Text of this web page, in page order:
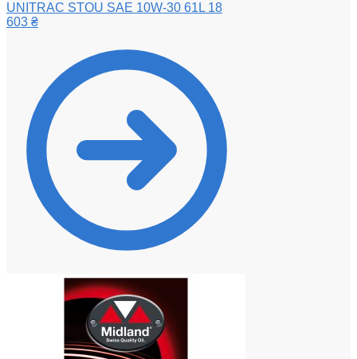
UNITRAC STOU SAE 10W-30 61L 18
603 ₴